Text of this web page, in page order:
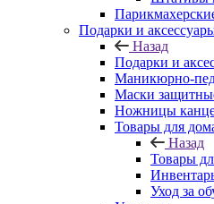
Подарки и
Назад
Подарки и
Маникюрно-
Маски
Ножницы
Товары для
Назад
Товары
Уход за